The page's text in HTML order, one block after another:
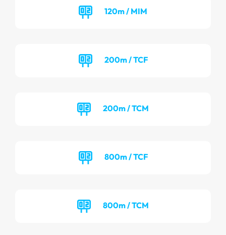
120m / MIM
200m / TCF
200m / TCM
800m / TCF
800m / TCM